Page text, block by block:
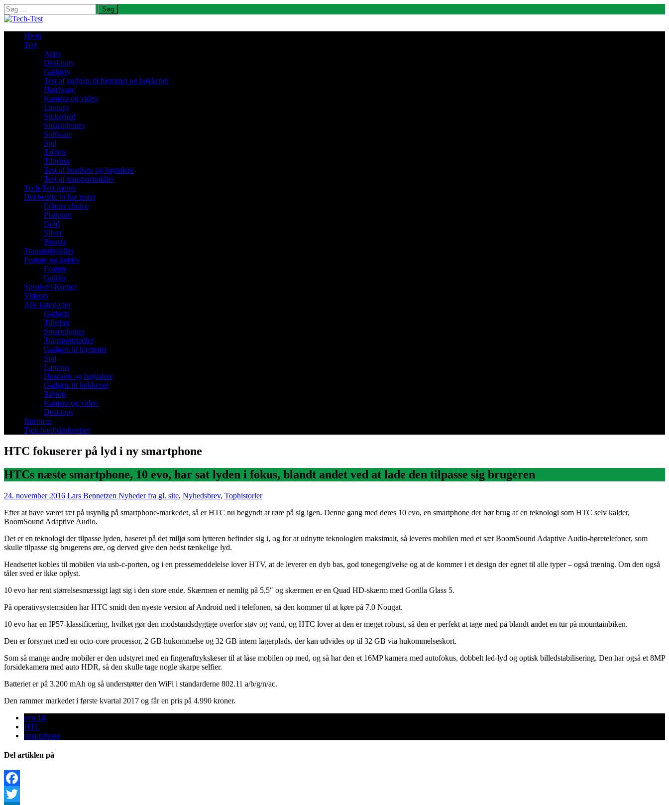
Søg
efter:
Hjem
Test
Apps
Desktops
Gadgets
Test af gadgets til hjemmet og køkkenet
Hardware
Kamera og video
Laptops
Sikkerhed
Smartphones
Software
Spil
Tablets
Tilbehør
Test af headsets og højttalere
Test af transportmidler
Tech-Test mener
Det bedste vi har testet
Editors choice
Platinum
Gold
Silver
Bronze
Transportmidler
Feature og guides
Feature
Guides
Speakers Korner
Videoer
Alle kategorier
Gadgets
Tilbehør
Smartphones
Transportmidler
Gadgets til hjemmet
Spil
Laptops
Headsets og højttalere
Gadgets til køkkenet
Tablets
Kamera og video
Desktops
Business
Tjek bredbåndspriser
HTC fokuserer på lyd i ny smartphone
HTCs næste smartphone, 10 evo, har sat lyden i fokus, blandt andet ved at lade den tilpasse sig brugeren
24. november 2016 Lars Bennetzen Nyheder fra gl. site, Nyhedsbrev, Tophistorier
Efter at have været tæt på usynlig på smartphone-markedet, så er HTC nu begyndt at røre på sig igen. Denne gang med deres 10 evo, en smartphone der bør brug af en teknologi som HTC selv kalder,
BoomSound Adaptive Audio.
Det er en teknologi der tilpasse lyden, baseret på det miljø som lytteren befinder sig i, og for at udnytte teknologien maksimalt, så leveres mobilen med et sæt BoomSound Adaptive Audio-høretelefoner, som
skulle tilpasse sig brugerens øre, og derved give den bedst tænkelige lyd.
Headsettet kobles til mobilen via usb-c-porten, og i en pressemeddelelse lover HTV, at de leverer en dyb bas, god tonegengivelse og at de kommer i et design der egnet til alle typer – også træning. Om den også
tåler sved er ikke oplyst.
10 evo har rent størrelsesmæssigt lagt sig i den store ende. Skærmen er nemlig på 5,5″ og skærmen er en Quad HD-skærm med Gorilla Glass 5.
På operativsystemsiden har HTC smidt den nyeste version af Android ned i telefonen, så den kommer til at køre på 7.0 Nougat.
10 evo har en IP57-klassificering, hvilket gør den modstandsdygtige overfor støv og vand, og HTC lover at den er meget robust, så den er perfekt at tage med på blandt andet en tur på mountainbiken.
Den er forsynet med en octo-core processor, 2 GB hukommelse og 32 GB intern lagerplads, der kan udvides op til 32 GB via hukommelseskort.
Som så mange andre mobiler er den udstyret med en fingeraftrykslæser til at låse mobilen op med, og så har den et 16MP kamera med autofokus, dobbelt led-lyd og optisk billedstabilisering. Den har også et 8MP
forsidekamera med auto HDR, så den skulle tage nogle skarpe selfier.
Batteriet er på 3.200 mAh og så understøtter den WiFi i standarderne 802.11 a/b/g/n/ac.
Den rammer markedet i første kvartal 2017 og får en pris på 4.990 kroner.
evo 10
HTC
smartphone
Del artiklen på
Facebook